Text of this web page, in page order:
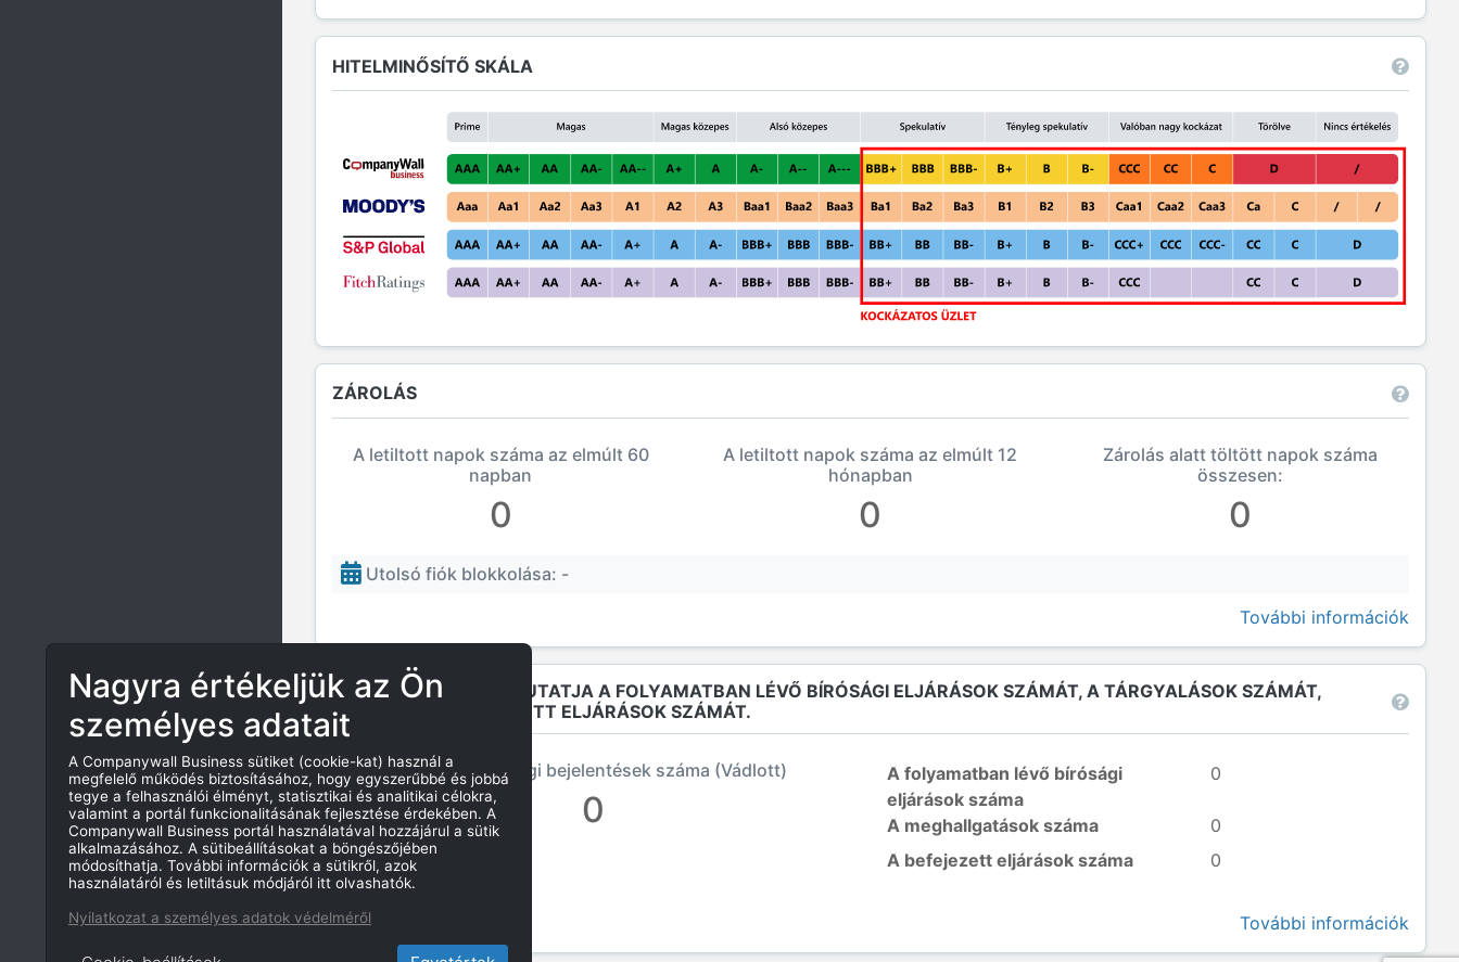
HITELMINŐSÍTŐ SKÁLA
ZÁROLÁS
A letiltott napok száma az elmúlt 60
napban
0
A letiltott napok száma az elmúlt 12
hónapban
0
Zárolás alatt töltött napok száma
összesen:
0
Utolsó fiók blokkolása: -
További információk
AZ ÖSSZEFOGLALÓ MUTATJA A FOLYAMATBAN LÉVŐ BÍRÓSÁGI ELJÁRÁSOK SZÁMÁT, A TÁRGYALÁSOK SZÁMÁT,
VALAMINT A BEFEJEZETT ELJÁRÁSOK SZÁMÁT.
Tárgyévi bírósági bejelentések száma (Vádlott)
0
A folyamatban lévő bírósági
eljárások száma
0
A meghallgatások száma
0
A befejezett eljárások száma
0
További információk
Nagyra értékeljük az Ön
személyes adatait
A Companywall Business sütiket (cookie-kat) használ a
megfelelő működés biztosításához, hogy egyszerűbbé és jobbá
tegye a felhasználói élményt, statisztikai és analitikai célokra,
valamint a portál funkcionalitásának fejlesztése érdekében. A
Companywall Business portál használatával hozzájárul a sütik
alkalmazásához. A sütibeállításokat a böngészőjében
módosíthatja. További információk a sütikről, azok
használatáról és letiltásuk módjáról itt olvashatók.
Nyilatkozat a személyes adatok védelméről